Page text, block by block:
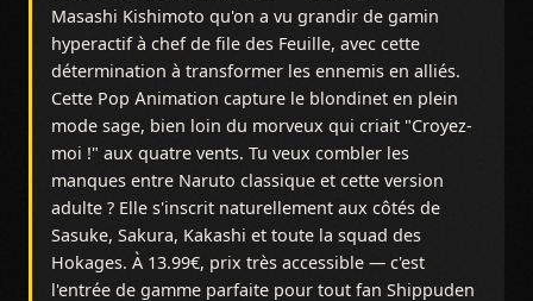
Masashi Kishimoto qu'on a vu grandir de gamin
hyperactif à chef de file des Feuille, avec cette
détermination à transformer les ennemis en alliés.
Cette Pop Animation capture le blondinet en plein
mode sage, bien loin du morveux qui criait "Croyez-
moi !" aux quatre vents. Tu veux combler les
manques entre Naruto classique et cette version
adulte ? Elle s'inscrit naturellement aux côtés de
Sasuke, Sakura, Kakashi et toute la squad des
Hokages. À 13.99€, prix très accessible — c'est
l'entrée de gamme parfaite pour tout fan Shippuden